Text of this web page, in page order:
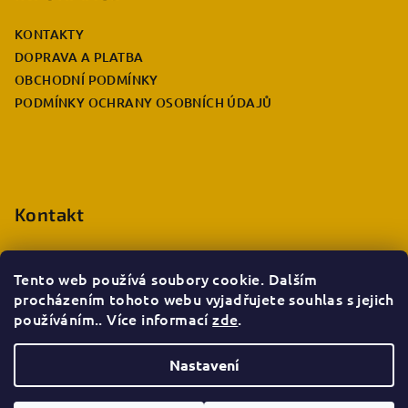
Tento web používá soubory cookie. Dalším
procházením tohoto webu vyjadřujete souhlas s jejich
používáním.. Více informacízde.
Nastavení
KONTAKTY
DOPRAVA A PLATBA
OBCHODNÍ PODMÍNKY
PODMÍNKY OCHRANY OSOBNÍCH ÚDAJŮ
Kontakt
eshop.info@deccabulla.cz
+420 735 026 980
Decca bulla e-shop
vyhrazena.